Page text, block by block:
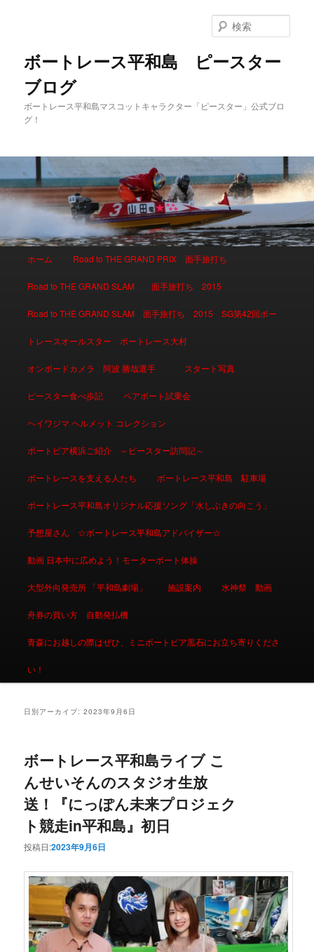
ボートレース平和島 ピースター
ブログ
ボートレース平和島マスコットキャラクター「ピースター」公式ブロ
グ！
索
メインコンテンツへ移動
サブコンテンツへ移動
ホーム Road to THE GRAND PRIX 面手旅打ち
Road to THE GRAND SLAM 面手旅打ち 2015
Road to THE GRAND SLAM 面手旅打ち 2015 SG第42回ボー
トレースオールスター ボートレース大村
オンボードカメラ 阿波 勝哉選手 スタート写真
ピースター食べ歩記 ペアボート試乗会
ヘイワジマ ヘルメット コレクション
ボートピア横浜ご紹介 ～ピースター訪問記～
ボートレースを支える人たち ボートレース平和島 駐車場
ボートレース平和島オリジナル応援ソング「水しぶきの向こう」
予想屋さん ☆ボートレース平和島アドバイザー☆
動画 日本中に広めよう！モーターボート体操
大型外向発売所 「平和島劇場」 施設案内 水神祭 動画
舟券の買い方 自動発払機
青森にお越しの際はぜひ、ミニボートピア黒石にお立ち寄りくださ
い！
日別アーカイブ:2023年9月6日
ボートレース平和島ライブ こ
んせいそんのスタジオ生放
送！『にっぽん未来プロジェク
ト競走in平和島』初日
投稿日:2023年9月6日